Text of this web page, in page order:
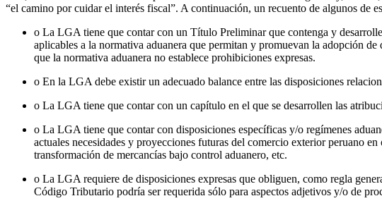
“el camino por cuidar el interés fiscal”. A continuación, un recuento de algunos de
o La LGA tiene que contar con un Título Preliminar que contenga y
aplicables a la normativa aduanera que permitan y promuevan la adopción
que la normativa aduanera no establece prohibiciones expresas.
o En la LGA debe existir un adecuado balance entre las disposiciones
o La LGA tiene que contar con un capítulo en el que se desarrollen las
o La LGA tiene que contar con disposiciones específicas y/o regímenes
actuales necesidades y proyecciones futuras del comercio exterior peruano
transformación de mercancías bajo control aduanero, etc.
o La LGA requiere de disposiciones expresas que obliguen, como regla
Código Tributario podría ser requerida sólo para aspectos adjetivos y/o de